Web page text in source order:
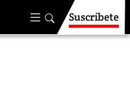
Suscríbete